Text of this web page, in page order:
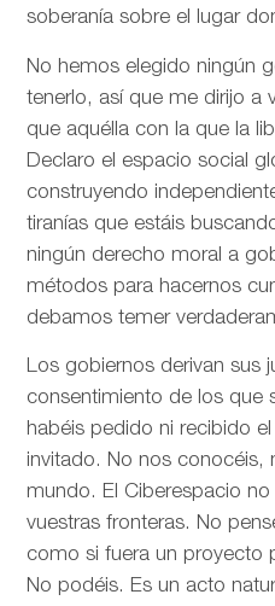
soberanía sobre el lugar
No hemos elegido ningún
tenerlo, así que me dirijo a
que aquélla con la que la
Declaro el espacio social
construyendo
tiranías que estáis
ningún derecho moral a
métodos para hacernos
debamos temer
Los gobiernos derivan sus
consentimiento de los que
habéis pedido ni recibido
invitado. No nos conocéis,
mundo. El Ciberespacio
vuestras fronteras. No
como si fuera un proyecto
No podéis. Es un acto